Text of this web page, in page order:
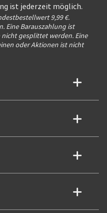
ist jederzeit möglich.
9,99 €.
Eine Barauszahlung ist
gesplittet werden. Eine
oder Aktionen ist nicht